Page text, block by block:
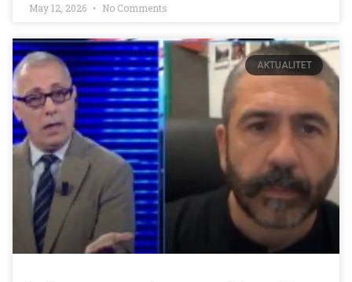
May 12, 2026 No Comments
AKTUALITET